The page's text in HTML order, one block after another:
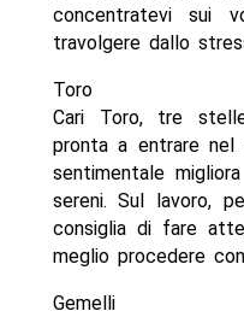
concentratevi sui
travolgere dallo
Toro
Cari Toro, tre
pronta a entrare nel
sentimentale
sereni. Sul lavoro,
consiglia di fare
meglio procedere
Gemelli